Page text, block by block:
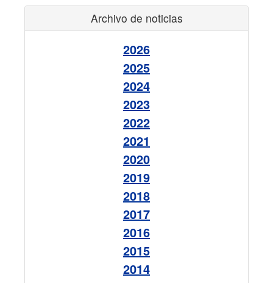
Archivo de noticias
2026
2025
2024
2023
2022
2021
2020
2019
2018
2017
2016
2015
2014